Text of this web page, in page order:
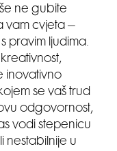
ne gubite
vam cvjeta –
pravim ljudima.
inovativno
se vaš trud
odgovornost,
vodi stepenicu
nestabilnije u